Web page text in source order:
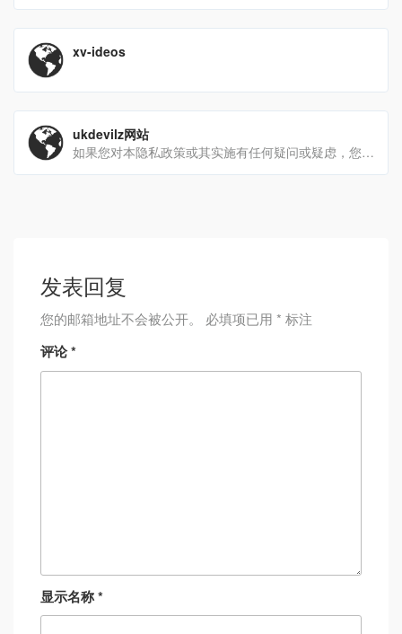
xv-ideos
ukdevilz网站
如果您对本隐私政策或其实施有任何疑问或疑虑，您可以通过以下方式联系我们：info@ukdevilz.com
发表回复
您的邮箱地址不会被公开。 必填项已用 * 标注
评论*
显示名称*